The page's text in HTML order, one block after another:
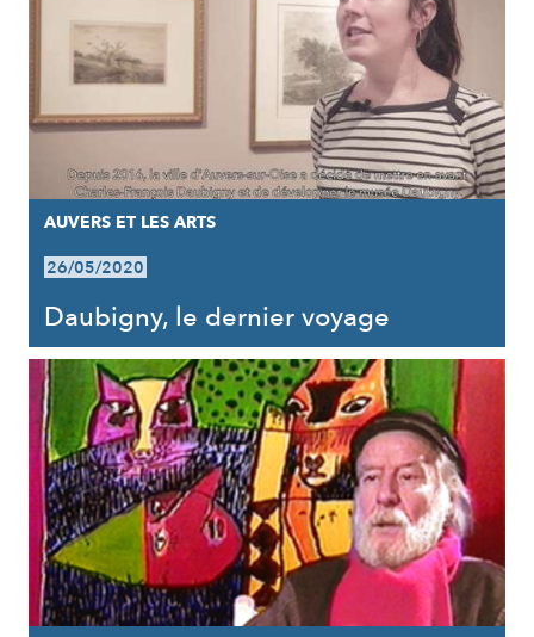
AUVERS ET LES ARTS
26/05/2020
Daubigny, le dernier voyage